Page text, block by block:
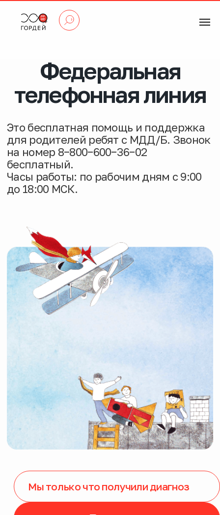
телефонная линия
Мы только что получили диагноз
Это бесплатная помощь и поддержка
для родителей ребят с МДД/Б. Звонок
на номер 8−800−600−36−02
Часы работы: по рабочим дням с 9:00
консультаций
специалистов